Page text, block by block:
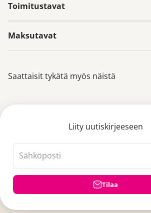
Toimitustavat
Maksutavat
Saattaisit tykätä myös näistä
Liity uutiskirjeeseen
Sähköposti
Tilaa